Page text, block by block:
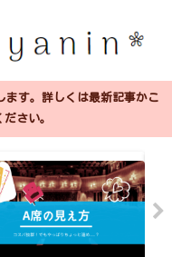
ます。詳しくは最新記事かこ
さい。